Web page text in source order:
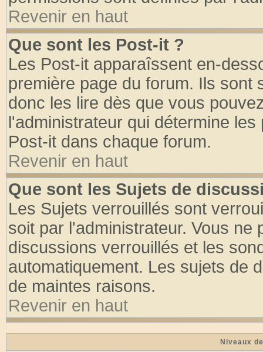
Revenir en haut
Que sont les Post-it ?
Les Post-it apparaîssent en-
première page du forum. Ils
donc les lire dès que vous
l'administrateur qui détermine
Post-it dans chaque forum.
Revenir en haut
Que sont les Sujets de
Les Sujets verrouillés sont
soit par l'administrateur. Vous
discussions verrouillés et les
automatiquement. Les sujets de
de maintes raisons.
Revenir en haut
Niveaux